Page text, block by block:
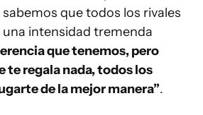
que todos los rivales
intensidad tremenda
que tenemos, pero
te regala nada, todos los
de la mejor manera”.